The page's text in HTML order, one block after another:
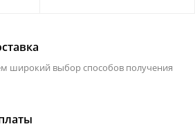
широкий выбор способов получения